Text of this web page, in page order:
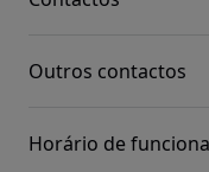
Outros contactos
Horário de